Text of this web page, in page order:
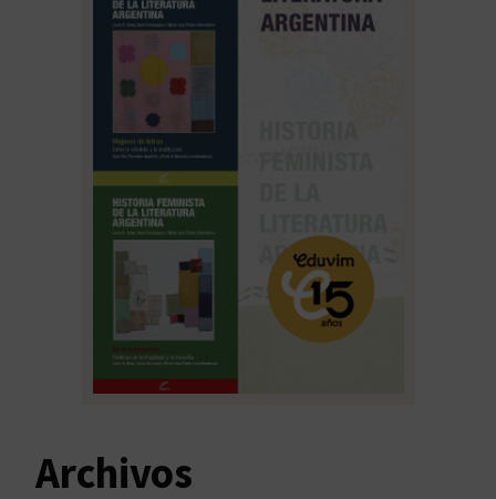
Archivos